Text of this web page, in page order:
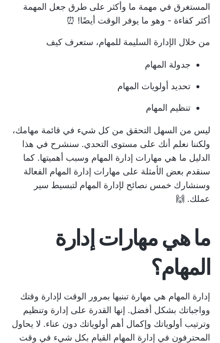
المستغرق في مهمة ما وأكثر على طرق جعل المهمة
أكثر كفاءة - وهو ما يوفر الوقت أيضًا! ⏰
من خلال الإدارة السليمة للمهام، ستعرف كيف
جدولة المهام
تحديد أولويات المهام
تنظيم المهام
ليس من السهل التحقق من كل شيء في قائمة مهامك،
ولكننا نعلم أنك على مستوى التحدي. سنشرح في هذا
الدليل ما هي مهارات إدارة المهام وسبب أهميتها. كما
سنقدم بعض الأمثلة على مهارات إدارة المهام الفعالة
وسنشارك خمس نصائح لإدارة المهام لتبسيط سير
عملك. 🙌
ما هي مهارات إدارة
المهام؟
إدارة المهام هي مهارة تبنيها بمرور الوقت لإدارة وقتك
وواجباتك بشكل أفضل. إنها القدرة على إدارة وتنظيم
وترتيب أولوياتك وإكمال أهم أولوياتك دون عناء. لا يحاول
المحترفون في إدارة المهام القيام بكل شيء في وقت